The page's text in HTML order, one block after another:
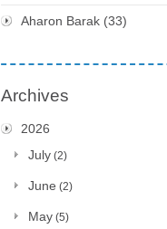
Aharon Barak (33)
Archives
2026
July (2)
June (2)
May (5)